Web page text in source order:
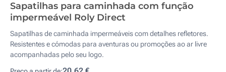
Sapatilhas para caminhada com função
impermeável Roly Direct
Sapatilhas de caminhada impermeáveis com detalhes refletores.
Resistentes e cómodas para aventuras ou promoções ao ar livre
acompanhadas pelo seu logo.